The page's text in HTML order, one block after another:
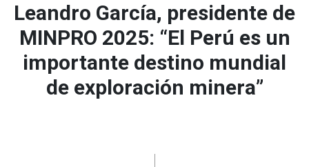
Leandro García, presidente de
MINPRO 2025: “El Perú es un
importante destino mundial
de exploración minera”